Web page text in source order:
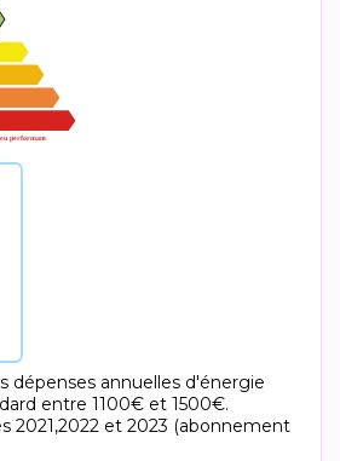
dépenses annuelles d'énergie
entre 1100€ et 1500€.
2021,2022 et 2023 (abonnement